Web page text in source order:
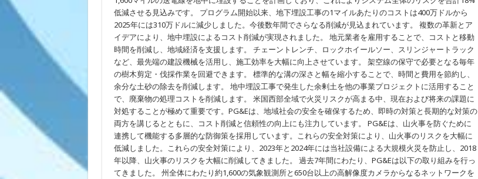
ル
相
当
地
埋
設
し、
通
電
を
了
低減させる見込みです。 プログラム開始以来、地下埋設工事の1マイルあたりのコストは400万ドルから
2025年には310万ドルに減少しました。今後数年間でさらなる削減が見込まれています。 複数の革新とア
イデアにより、地中埋設によるコスト削減が実現されました。 地元業者を雇用することで、コストと移動
時間を削減し、地域経済を支援します。 チェーントレンチ、ロックホイールソー、スリンジャートラック
など、最先端の建設機械を活用し、施工効率を大幅に向上させています。 架空線の保守で必要となる毎年
の樹木剪定・伐採作業を回避できます。 標準的な溝の深さと幅を縮小することで、時間と費用を節約し、
余分な土砂の除去を削減します。 地中埋設工事で発生した余剰土を他の事業プロジェクトに活用すること
で、廃棄物の処理コストを削減します。 米国西部全域で火災リスクが高まる中、現在および将来の課題に
対処することが極めて重要です。PG&Eは、地域社会の安全を確保するため、即時の対策と長期的な対策の
両方を講じるとともに、コスト削減と信頼性の向上にも注力しています。 PG&Eは、山火事を防ぐために
連携して機能する多層的な防御策を採用しています。これらの安全対策により、山火事のリスクを大幅に
低減しました。これらの安全対策により、2023年と2024年には当社設備による大規模火災を防止し、2018
年以降、山火事のリスクを大幅に削減してきました。 過去7年間にわたり、PG&Eは以下の取り組みを行っ
てきました。 州全体にわたり約1,600の気象観測所と650台以上の高解像度カメラからなるネットワークを